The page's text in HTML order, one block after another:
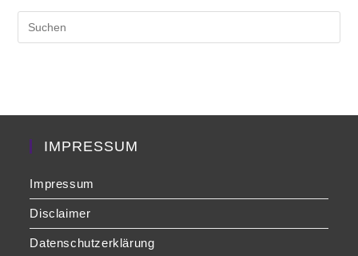
IMPRESSUM
Impressum
Disclaimer
Datenschutzerklärung